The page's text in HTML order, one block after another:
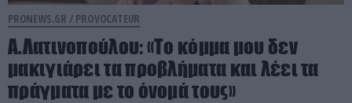
PRONEWS.GR / PROVOCATEUR
Α.Λατινοπούλου: «Το κόμμα μου δεν
μακιγιάρει τα προβλήματα και λέει τα
πράγματα με το όνομά τους»